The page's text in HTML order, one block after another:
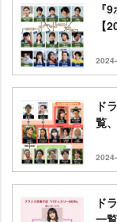
『
【
ド
覧
ド
一